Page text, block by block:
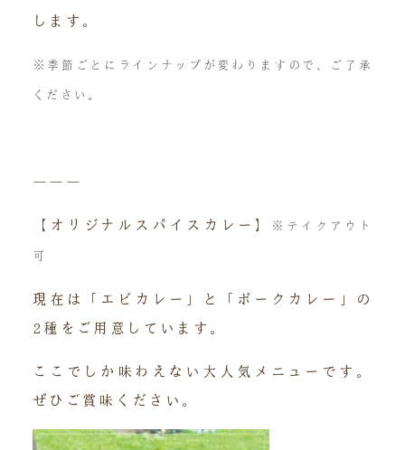
します。
※季節ごとにラインナップが変わりますので、ご了承
ください。
―――
【オリジナルスパイスカレー】 ※テイクアウト
可
現在は「エビカレー」と「ポークカレー」の
2種をご用意しています。
ここでしか味わえない大人気メニューです。
ぜひご賞味ください。